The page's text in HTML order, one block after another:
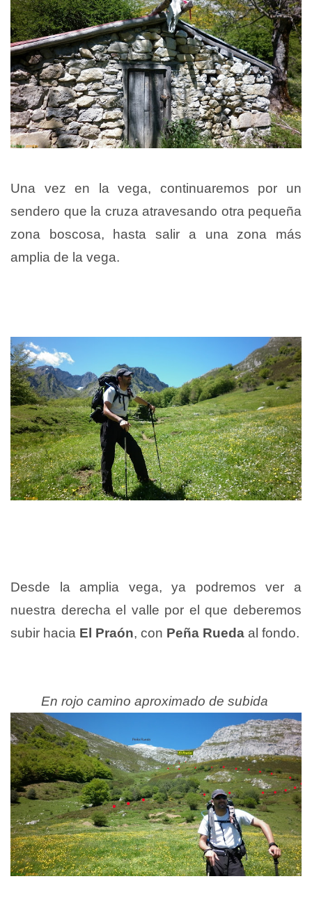
Una vez en la vega, continuaremos por un
sendero que la cruza atravesando otra pequeña
zona boscosa, hasta salir a una zona más
amplia de la vega.
Desde la amplia vega, ya podremos ver a
nuestra derecha el valle por el que deberemos
subir hacia El Praón, con Peña Rueda al fondo.
En rojo camino aproximado de subida